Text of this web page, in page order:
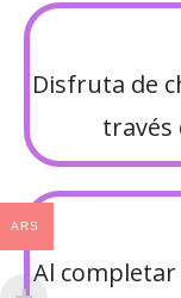
Disfruta de
través
Al
ARS